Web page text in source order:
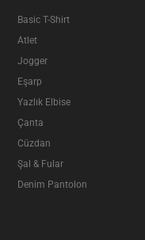
Basic T-Shirt
Atlet
Jogger
Eşarp
Yazlık Elbise
Çanta
Cüzdan
Şal & Fular
Denim Pantolon